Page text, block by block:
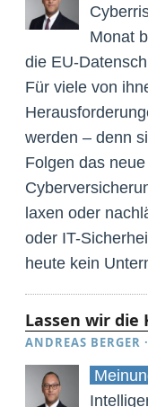
Monat
die EU-
Für viele von
werden – denn
Folgen das
laxen oder
oder IT-
heute kein
Lassen wir die
ANDREAS BERGER